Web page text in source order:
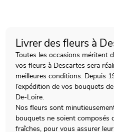
Livrer des fleurs à
Toutes les occasions méritent
vos fleurs à Descartes sera
meilleures conditions. Depuis
l’expédition de vos bouquets
De-Loire.
Nos fleurs sont
bouquets ne soient composés
fraîches, pour vous assurer